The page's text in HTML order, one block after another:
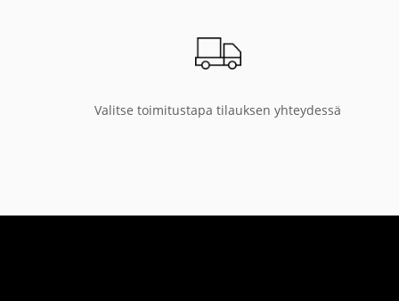
Valitse toimitustapa tilauksen yhteydessä